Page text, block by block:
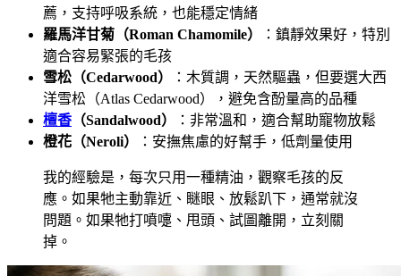
薦，支持呼吸系統，也能穩定情緒
羅馬洋甘菊（Roman Chamomile）
：鎮靜效果好，特別
適合容易緊張的毛孩
雪松（Cedarwood）
：木質調，天然驅蟲，但要選大西
洋雪松（Atlas Cedarwood），避免含酚量高的品種
檀香 （Sandalwood）
：非常溫和，適合幫助寵物放鬆
橙花（Neroli）
：安撫焦慮的好幫手，低劑量使用
我的經驗是，每次只用一種精油，觀察毛孩的反
應。如果牠主動靠近、瞇眼、放鬆趴下，通常就沒
問題。如果牠打噴嚏、甩頭、試圖離開，立刻關
掉。